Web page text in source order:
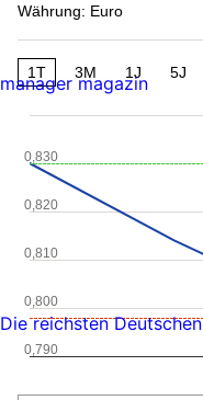
Währung: Euro
1T 3M 1J 5J
0,790
0,800
0,810
0,820
0,830
manager magazin
Die reichsten Deutschen